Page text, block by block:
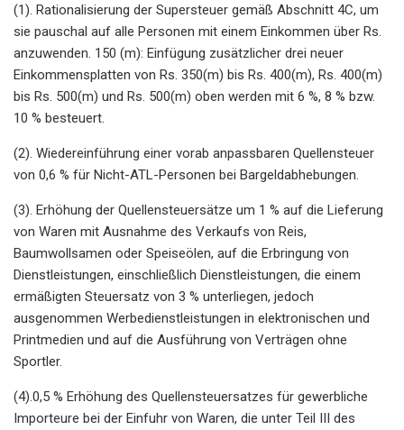
(1). Rationalisierung der Supersteuer gemäß Abschnitt 4C, um
sie pauschal auf alle Personen mit einem Einkommen über Rs.
anzuwenden. 150 (m): Einfügung zusätzlicher drei neuer
Einkommensplatten von Rs. 350(m) bis Rs. 400(m), Rs. 400(m)
bis Rs. 500(m) und Rs. 500(m) oben werden mit 6 %, 8 % bzw.
10 % besteuert.
(2). Wiedereinführung einer vorab anpassbaren Quellensteuer
von 0,6 % für Nicht-ATL-Personen bei Bargeldabhebungen.
(3). Erhöhung der Quellensteuersätze um 1 % auf die Lieferung
von Waren mit Ausnahme des Verkaufs von Reis,
Baumwollsamen oder Speiseölen, auf die Erbringung von
Dienstleistungen, einschließlich Dienstleistungen, die einem
ermäßigten Steuersatz von 3 % unterliegen, jedoch
ausgenommen Werbedienstleistungen in elektronischen und
Printmedien und auf die Ausführung von Verträgen ohne
Sportler.
(4).0,5 % Erhöhung des Quellensteuersatzes für gewerbliche
Importeure bei der Einfuhr von Waren, die unter Teil III des